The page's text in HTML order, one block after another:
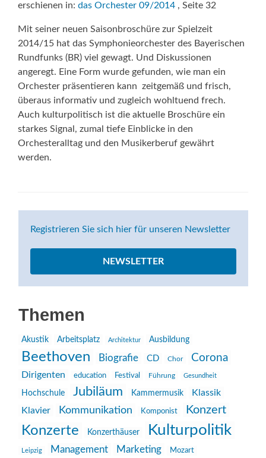
erschienen in: das Orchester 09/2014 , Seite 32
Mit seiner neuen Saisonbroschüre zur Spielzeit
2014/15 hat das Symphonieorchester des Bayerischen
Rundfunks (BR) viel gewagt. Und Diskussionen
angeregt. Eine Form wurde gefunden, wie man ein
Orchester präsentieren kann  zeitgemäß und frisch,
überaus informativ und zugleich wohltuend frech.
Auch kulturpolitisch ist die aktuelle Broschüre ein
starkes Signal, zumal tiefe Einblicke in den
Orchesteralltag und den Musikerberuf gewährt
werden.
Registrieren Sie sich hier für unseren Newsletter
NEWSLETTER
Themen
Akustik Arbeitsplatz Architektur Ausbildung
Beethoven Biografie CD Chor Corona
Dirigenten education Festival Führung Gesundheit
Hochschule Jubiläum Kammermusik
Klassik
Klavier
Kommunikation Komponist Konzert
Konzerte Konzerthäuser Kulturpolitik
Leipzig Management Marketing Mozart